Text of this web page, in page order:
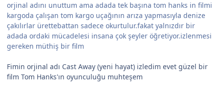
orjinal adını unuttum ama adada tek başına tom hanks in filmi
kargoda çalışan tom kargo uçağının arıza yapmasıyla denize
çakılırlar ürettebattan sadece okurtulur.fakat yalnızdır bir
adada ordaki mücadelesi insana çok şeyler öğretiyor.izlenmesi
gereken müthiş bir film
Fimin orjinal adı Cast Away (yeni hayat) izledim evet güzel bir
film Tom Hanks'ın oyunculuğu muhteşem